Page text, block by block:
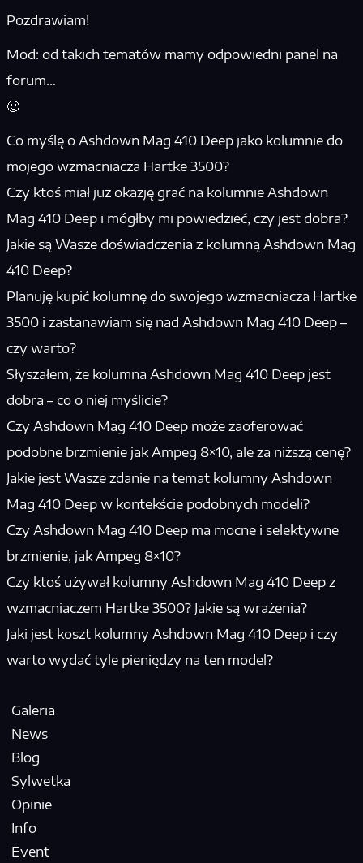
Pozdrawiam!
Mod: od takich tematów mamy odpowiedni panel na
forum…
🙂
Co myślę o Ashdown Mag 410 Deep jako kolumnie do
mojego wzmacniacza Hartke 3500?
Czy ktoś miał już okazję grać na kolumnie Ashdown
Mag 410 Deep i mógłby mi powiedzieć, czy jest dobra?
Jakie są Wasze doświadczenia z kolumną Ashdown Mag
410 Deep?
Planuję kupić kolumnę do swojego wzmacniacza Hartke
3500 i zastanawiam się nad Ashdown Mag 410 Deep –
czy warto?
Słyszałem, że kolumna Ashdown Mag 410 Deep jest
dobra – co o niej myślicie?
Czy Ashdown Mag 410 Deep może zaoferować
podobne brzmienie jak Ampeg 8×10, ale za niższą cenę?
Jakie jest Wasze zdanie na temat kolumny Ashdown
Mag 410 Deep w kontekście podobnych modeli?
Czy Ashdown Mag 410 Deep ma mocne i selektywne
brzmienie, jak Ampeg 8×10?
Czy ktoś używał kolumny Ashdown Mag 410 Deep z
wzmacniaczem Hartke 3500? Jakie są wrażenia?
Jaki jest koszt kolumny Ashdown Mag 410 Deep i czy
warto wydać tyle pieniędzy na ten model?
Galeria
News
Blog
Sylwetka
Opinie
Info
Event